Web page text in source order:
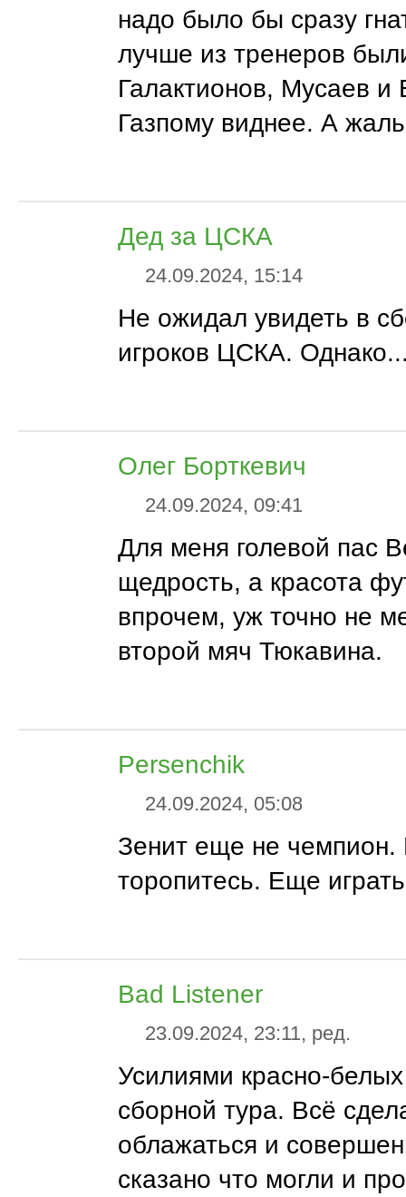
надо было бы сразу
лучше из тренеров
Галактионов, Мусаев
Газпому виднее. А
Дед за ЦСКА
24.09.2024, 15:14
Не ожидал увидеть в
игроков ЦСКА.
Олег Борткевич
24.09.2024, 09:41
Для меня голевой пас
щедрость, а красота
впрочем, уж точно не
второй мяч Тюкавина.
Persenchik
24.09.2024, 05:08
Зенит еще не чемпион.
торопитесь. Еще
Bad Listener
23.09.2024, 23:11, ред.
Усилиями красно-
сборной тура. Всё
облажаться и
сказано что могли и